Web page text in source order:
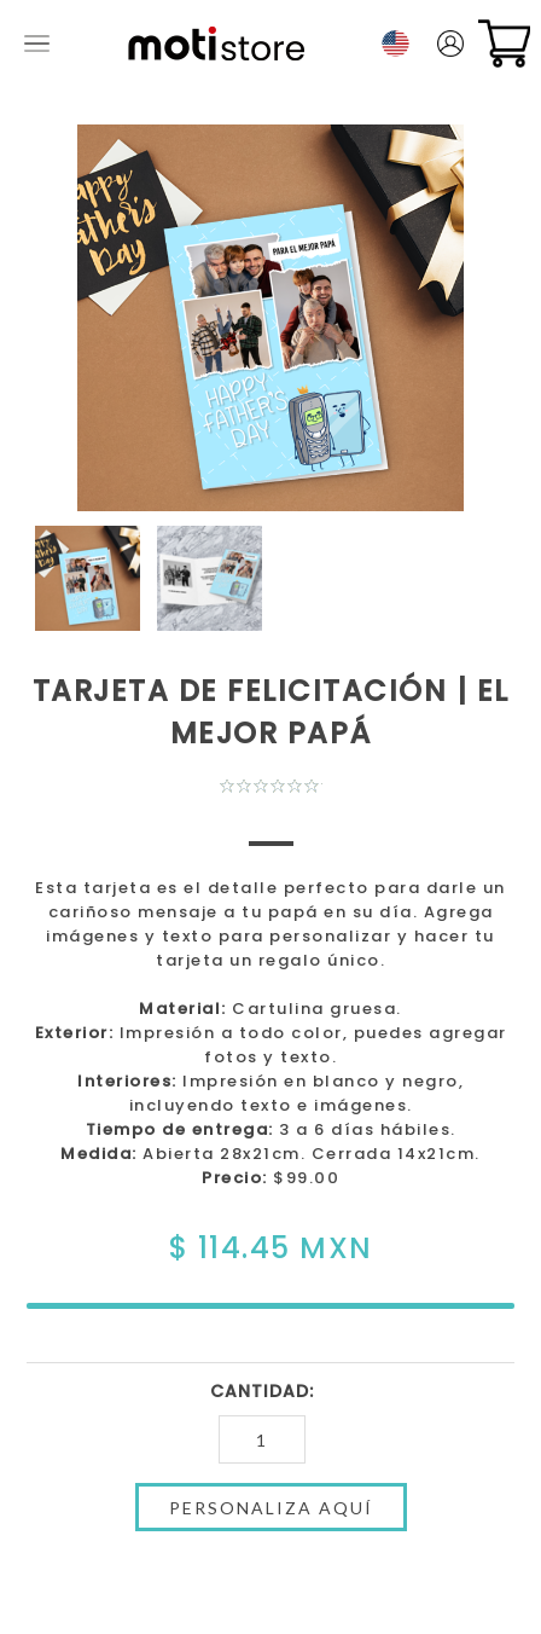
TARJETA DE FELICITACIÓN | EL
MEJOR PAPÁ
Esta tarjeta es el detalle perfecto para darle un
cariñoso mensaje a tu papá en su día. Agrega
imágenes y texto para personalizar y hacer tu
tarjeta un regalo único.
Material: Cartulina gruesa.
Exterior: Impresión a todo color, puedes agregar
fotos y texto.
Interiores: Impresión en blanco y negro,
incluyendo texto e imágenes.
Tiempo de entrega: 3 a 6 días hábiles.
Medida: Abierta 28x21cm. Cerrada 14x21cm.
Precio: $99.00
$ 114.45 MXN
CANTIDAD: